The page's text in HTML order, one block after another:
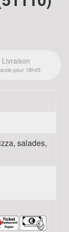
Livraison
pour 18h45
salades,